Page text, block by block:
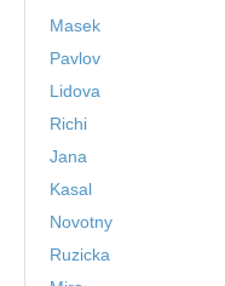
Masek
Pavlov
Lidova
Richi
Jana
Kasal
Novotny
Ruzicka